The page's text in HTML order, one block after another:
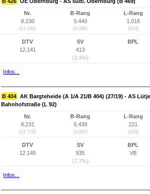
Nr.
8.230
(13.146)
B-Rang
5.440
(3.068)
L-Rang
1.016
(603)
DTV
12.141
SV
413
(3,4%)
BPL
Infos...
B 404 AK Bargteheide (A 1/A 21/B 404) (27/19) - AS
Bahnhofstraße (L 92)
Nr.
8.231
(12.778)
B-Rang
5.439
(3.067)
L-Rang
221
(120)
DTV
12.145
SV
935
(7,7%)
BPL
VB
Infos...